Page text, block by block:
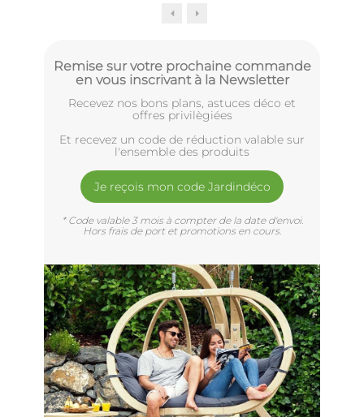
Remise sur votre prochaine commande
en vous inscrivant à la Newsletter
Recevez nos bons plans, astuces déco et
offres privilègiées
Et recevez un code de réduction valable sur
l'ensemble des produits
Je reçois mon code Jardindéco
* Code valable 3 mois à compter de la date d'envoi.
Hors frais de port et promotions en cours.